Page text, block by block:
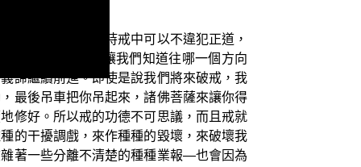
以持戒精進，在持戒中可以不違犯正道，
是道路的指標，讓我們知道往哪一個方向
諦繼續前進。即使是說我們將來破戒，我
最後吊車把你吊起來，諸佛菩薩來讓你得
修好。所以戒的功德不可思議，而且戒就
的干擾調戲，來作種種的毀壞，來破壞我
著一些分離不清楚的種種業報—也會因為